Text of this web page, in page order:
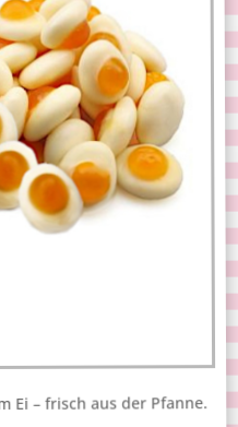
Ei – frisch aus der Pfanne.